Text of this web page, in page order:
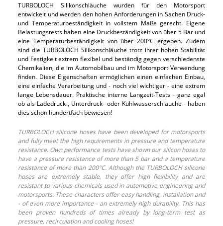
TURBOLOCH Silikonschläuche wurden für den Motorsport
entwickelt und werden den hohen Anforderungen in Sachen Druck-
und Temperaturbeständigkeit in vollstem Maße gerecht. Eigene
Belastungstests haben eine Druckbeständigkeit von über 5 Bar und
eine Temperaturbeständigkeit von über 200°C ergeben. Zudem
sind die TURBOLOCH Silikonschläuche trotz ihrer hohen Stabilität
und Festigkeit extrem flexibel und beständig gegen verschiedenste
Chemikalien, die im Automobilbau und im Motorsport Verwendung
finden. Diese Eigenschaften ermöglichen einen einfachen Einbau,
eine einfache Verarbeitung und - noch viel wichtiger - eine extrem
lange Lebensdauer. Praktische interne Langzeit-Tests - ganz egal
ob als Ladedruck-, Unterdruck- oder Kühlwasserschläuche - haben
dies schon hundertfach bewiesen!
TURBOLOCH silicone hoses have been developed for motorsports
and fully meet the high requirements in pressure and temperature
resistance. Own performance tests have shown our silicon hoses to
have a pressure resistance of more than 5 bar and a temperature
resistance of more than 200°C. Although the TURBOLOCH silicone
hoses are extremely stable, they offer high flexibility and are
resistant to various chemicals used in automotive engineering and
motorsports. These characters offer easy handling, installation and
- of even more importance - an extremely high durability. This has
been proven hundreds of times already by long-term test as
pressure, recirculation and cooling hoses!